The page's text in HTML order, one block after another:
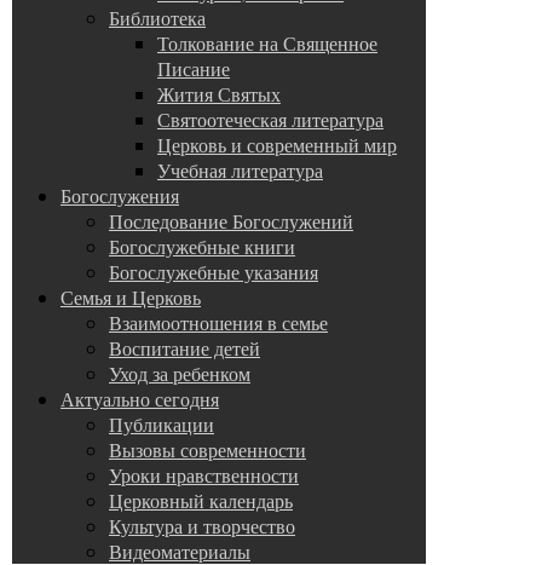
Библиотека
Толкование на Священное
Писание
Жития Святых
Святоотеческая литература
Церковь и современный мир
Учебная литература
Богослужения
Последование Богослужений
Богослужебные книги
Богослужебные указания
Семья и Церковь
Взаимоотношения в семье
Воспитание детей
Уход за ребенком
Актуально сегодня
Публикации
Вызовы современности
Уроки нравственности
Церковный календарь
Культура и творчество
Видеоматериалы